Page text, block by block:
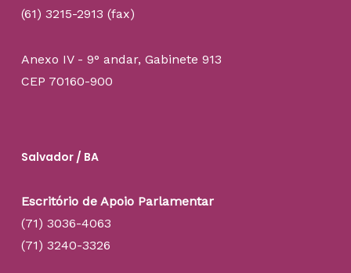
(61) 3215-2913 (fax)
Anexo IV - 9° andar, Gabinete 913
CEP 70160-900
Salvador / BA
Escritório de Apoio Parlamentar
(71) 3036-4063
(71) 3240-3326